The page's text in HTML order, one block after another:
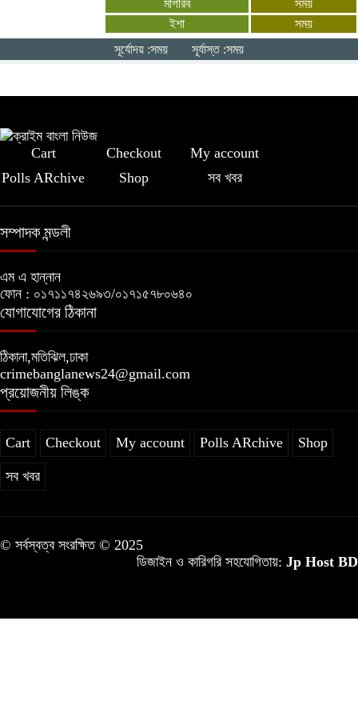
সমন্বিত প্রচেষ্টায় ৪-৫ বছরেই অর্থনীতিতে
ইতিবাচক পরিবর্তন সম্ভব: প্রধানমন্ত্রী
মাগরিব
সময়
ইশা
সময়
সূর্যোদয় :সময়
সূর্যাস্ত :সময়
Cart Checkout
My account
Polls ARchive
Shop সব খবর
সম্পাদক মন্ডলী
এম এ হান্নান
ফোন : ০১৭১১৭৪২৬৯৩/০১৭১৫৭৮০৬৪০
যোগাযোগের ঠিকানা
ঠিকানা,মতিঝিল,ঢাকা
crimebanglanews24@gmail.com
প্রয়োজনীয় লিঙ্ক
Cart Checkout My account Polls ARchive Shop
সব খবর
© সর্বস্বত্ব সংরক্ষিত © 2025
ডিজাইন ও কারিগরি সহযোগিতায়: Jp Host BD